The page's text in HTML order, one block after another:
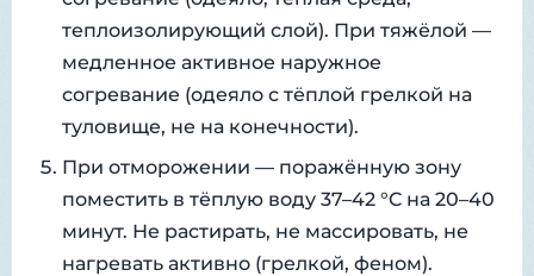
теплоизолирующий слой). При тяжёлой —
медленное активное наружное
согревание (одеяло с тёплой грелкой на
туловище, не на конечности).
При отморожении — поражённую зону
поместить в тёплую воду 37–42 °C на 20–40
минут. Не растирать, не массировать, не
нагревать активно (грелкой, феном).